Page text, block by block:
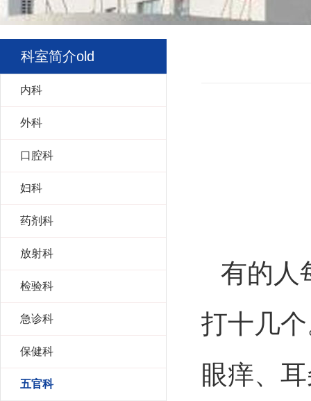
科室简介old
内科
外科
口腔科
妇科
药剂科
放射科
检验科
急诊科
保健科
五官科
有的人
打十几
眼痒、